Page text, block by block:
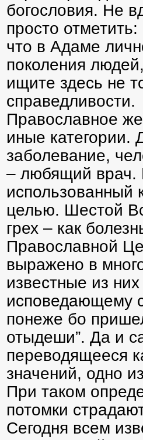
богословия. Не
просто
что в Адаме
поколения
ищите здесь не
справедливости.
Православное
иные категории.
заболевание,
– любящий врач.
использованный
целью. Шестой
грех – как
Православной
выражено в
известные из
исповедающему
понеже бо
отыдеши”. Да и
переводящееся
значений, одно
При таком
потомки
Сегодня всем